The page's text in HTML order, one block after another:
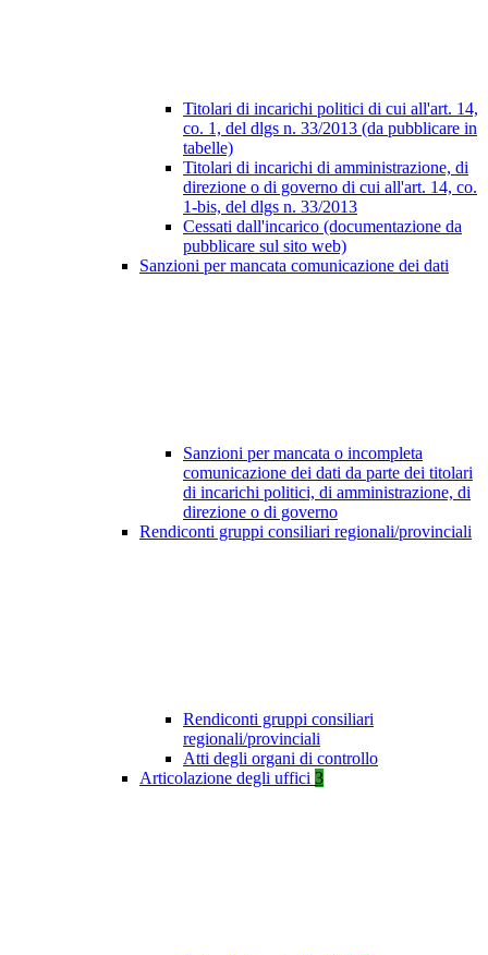
Titolari di incarichi politici di cui all'art. 14,
co. 1, del dlgs n. 33/2013 (da pubblicare in
tabelle)
Titolari di incarichi di amministrazione, di
direzione o di governo di cui all'art. 14, co.
1-bis, del dlgs n. 33/2013
Cessati dall'incarico (documentazione da
pubblicare sul sito web)
Sanzioni per mancata comunicazione dei dati
Sanzioni per mancata o incompleta
comunicazione dei dati da parte dei titolari
di incarichi politici, di amministrazione, di
direzione o di governo
Rendiconti gruppi consiliari regionali/provinciali
Rendiconti gruppi consiliari
regionali/provinciali
Atti degli organi di controllo
Articolazione degli uffici 3